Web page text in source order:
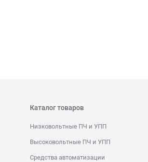
Каталог товаров
Низковольтные ПЧ и УПП
Высоковольтные ПЧ и УПП
Средства автоматизации